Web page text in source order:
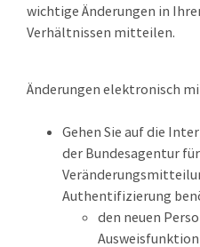
wichtige Änderungen in
Verhältnissen mitteilen.
Änderungen elektronisch
Gehen Sie auf die
der Bundesagentur
Authentifizierung
den neuen